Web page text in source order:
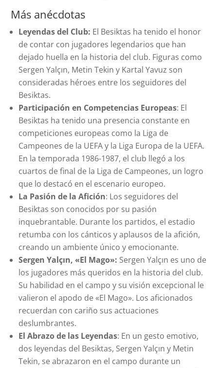
Más anécdotas
Leyendas del Club: El Besiktas ha tenido el honor
de contar con jugadores legendarios que han
dejado huella en la historia del club. Figuras como
Sergen Yalçın, Metin Tekin y Kartal Yavuz son
consideradas héroes entre los seguidores del
Besiktas.
Participación en Competencias Europeas: El
Besiktas ha tenido una presencia constante en
competiciones europeas como la Liga de
Campeones de la UEFA y la Liga Europa de la UEFA.
En la temporada 1986-1987, el club llegó a los
cuartos de final de la Liga de Campeones, un logro
que lo destacó en el escenario europeo.
La Pasión de la Afición: Los seguidores del
Besiktas son conocidos por su pasión
inquebrantable. Durante los partidos, el estadio
retumba con los cánticos y aplausos de la afición,
creando un ambiente único y emocionante.
Sergen Yalçın, «El Mago»: Sergen Yalçın es uno de
los jugadores más queridos en la historia del club.
Su habilidad en el campo y su visión excepcional le
valieron el apodo de «El Mago». Los aficionados
recuerdan con cariño sus actuaciones
deslumbrantes.
El Abrazo de las Leyendas: En un gesto emotivo,
dos leyendas del Besiktas, Sergen Yalçın y Metin
Tekin, se abrazaron en el campo durante un